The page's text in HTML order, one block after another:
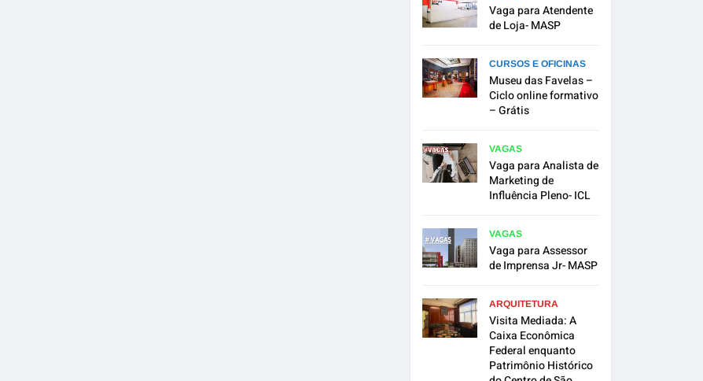
Vaga para Atendente
de Loja- MASP
CURSOS E OFICINAS
Museu das Favelas –
Ciclo online formativo
– Grátis
VAGAS
Vaga para Analista de
Marketing de
Influência Pleno- ICL
VAGAS
Vaga para Assessor
de Imprensa Jr- MASP
ARQUITETURA
Visita Mediada: A
Caixa Econômica
Federal enquanto
Patrimônio Histórico